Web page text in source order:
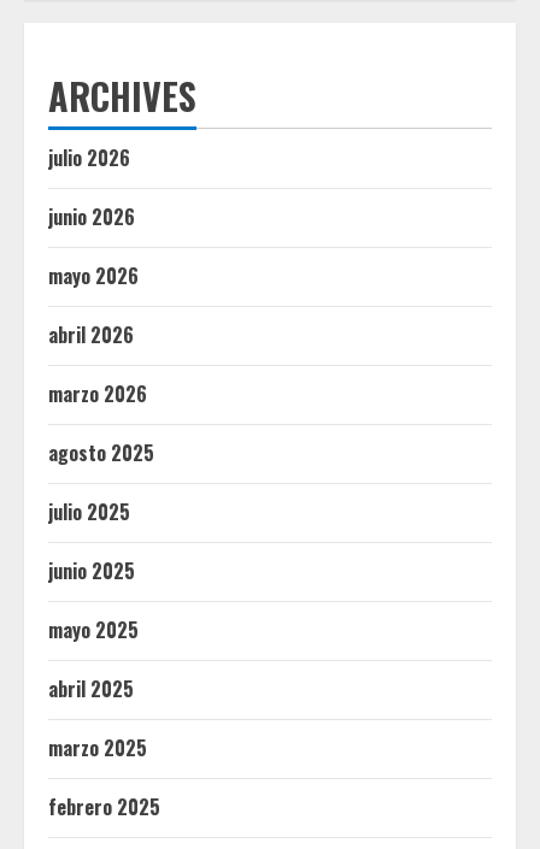
ARCHIVES
julio 2026
junio 2026
mayo 2026
abril 2026
marzo 2026
agosto 2025
julio 2025
junio 2025
mayo 2025
abril 2025
marzo 2025
febrero 2025